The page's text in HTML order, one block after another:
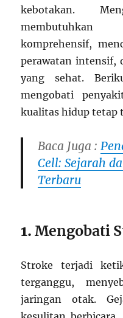
kebotakan.
komprehensif,
perawatan intensif,
yang sehat.
mengobati
kualitas hidup tetap
Baca Juga :
Cell: Sejarah
Terbaru
1.Mengobati
Stroke terjadi
terganggu,
jaringan otak.